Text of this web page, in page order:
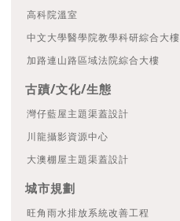
高科院溫室
中文大學醫學院教學科研綜合大樓
加路連山路區域法院綜合大樓
古蹟/文化/生態
灣仔藍屋主題渠蓋設計
川龍攝影資源中心
大澳棚屋主題渠蓋設計
城市規劃
旺角雨水排放系統改善工程